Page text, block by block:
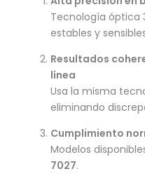
Tecnología óptica
estables y
Resultados
línea
Usa la misma
eliminando
Cumplimiento
Modelos
7027.